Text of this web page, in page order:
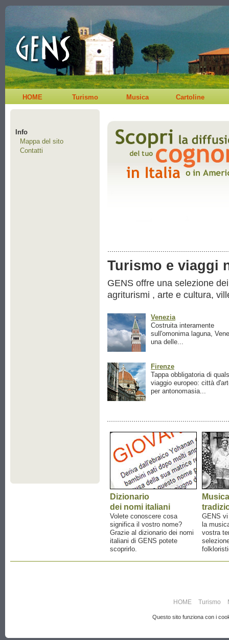
HOME Turismo Musica Cartoline
Info
Mappa del sito
Contatti
Turismo e viaggi
GENS offre una selezione
agriturismi , arte e cultura,
Venezia
Costruita interamente
sull'omonima laguna,
una delle...
Firenze
Tappa obbligatoria di
viaggio europeo: città
per antonomasia...
Dizionario
dei nomi italiani
Volete conoscere cosa
significa il vostro nome?
Grazie al dizionario dei nomi
italiani di GENS potete
scoprirlo.
Musica
GENS
la
vostra
HOME Turismo
Questo sito funziona con i